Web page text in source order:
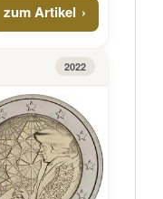
zum Artikel
2022